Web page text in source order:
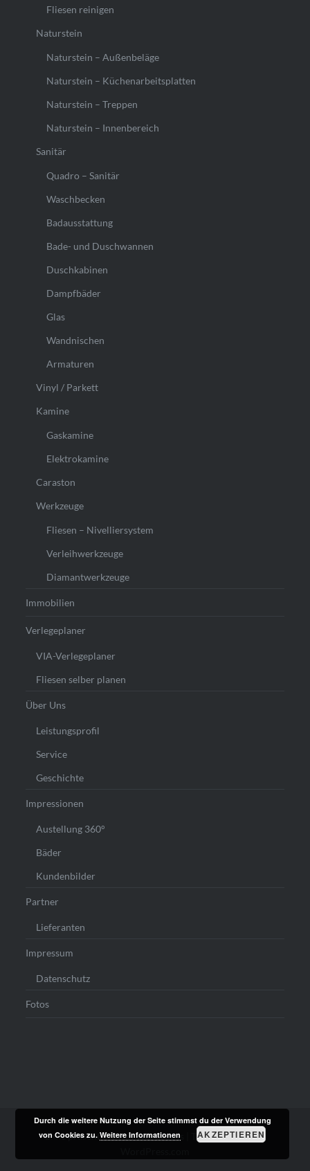
Fliesen reinigen
Naturstein
Naturstein – Außenbeläge
Naturstein – Küchenarbeitsplatten
Naturstein – Treppen
Naturstein – Innenbereich
Sanitär
Quadro – Sanitär
Waschbecken
Badausstattung
Bade- und Duschwannen
Duschkabinen
Dampfbäder
Glas
Wandnischen
Armaturen
Vinyl / Parkett
Kamine
Gaskamine
Elektrokamine
Caraston
Werkzeuge
Fliesen – Nivelliersystem
Verleihwerkzeuge
Diamantwerkzeuge
Immobilien
Verlegeplaner
VIA-Verlegeplaner
Fliesen selber planen
Über Uns
Leistungsprofil
Service
Geschichte
Impressionen
Austellung 360°
Bäder
Kundenbilder
Partner
Lieferanten
Impressum
Datenschutz
Fotos
Stolz präsentiert von WordPress
Theme: Dyad von
Durch die weitere Nutzung der Seite stimmst du der Verwendung
von Cookies zu.Weitere Informationen AKZEPTIEREN